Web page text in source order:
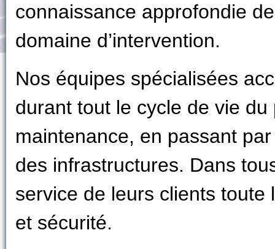
connaissance approfondie
domaine d’intervention.
Nos équipes spécialisées
durant tout le cycle de vie du
maintenance, en passant
des infrastructures. Dans
service de leurs clients
et sécurité.